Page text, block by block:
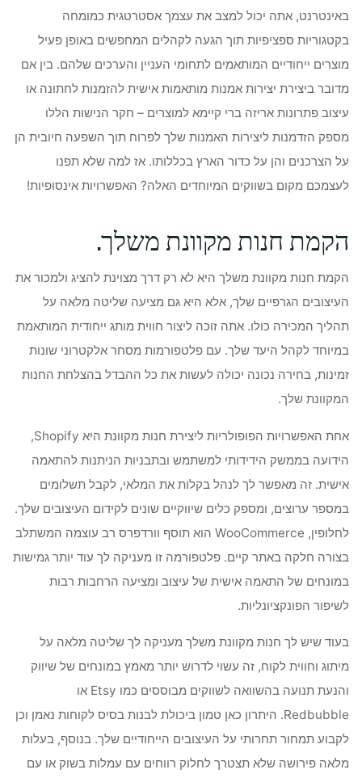
באינטרנט, אתה יכול למצב את עצמך אסטרטגית כמומחה
בקטגוריות ספציפיות תוך הגעה לקהלים המחפשים באופן פעיל
מוצרים ייחודיים המותאמים לתחומי העניין והערכים שלהם. בין אם
מדובר ביצירת יצירות אמנות מותאמות אישית להזמנות לחתונה או
עיצוב פתרונות אריזה ברי קיימא למוצרים – חקר הנישות הללו
מספק הזדמנות ליצירות האמנות שלך לפרוח תוך השפעה חיובית הן
על הצרכנים והן על כדור הארץ בכללותו. אז למה שלא תפנו
לעצמכם מקום בשווקים המיוחדים האלה? האפשרויות אינסופיות!
הקמת חנות מקוונת משלך.
הקמת חנות מקוונת משלך היא לא רק דרך מצוינת להציג ולמכור את
העיצובים הגרפיים שלך, אלא היא גם מציעה שליטה מלאה על
תהליך המכירה כולו. אתה זוכה ליצור חווית מותג ייחודית המותאמת
במיוחד לקהל היעד שלך. עם פלטפורמות מסחר אלקטרוני שונות
זמינות, בחירה נכונה יכולה לעשות את כל ההבדל בהצלחת החנות
המקוונת שלך.
אחת האפשרויות הפופולריות ליצירת חנות מקוונת היא Shopify,
הידועה בממשק הידידותי למשתמש ובתבניות הניתנות להתאמה
אישית. זה מאפשר לך לנהל בקלות את המלאי, לקבל תשלומים
במספר ערוצים, ומספק כלים שיווקיים שונים לקידום העיצובים שלך.
לחלופין, WooCommerce הוא תוסף וורדפרס רב עוצמה המשתלב
בצורה חלקה באתר קיים. פלטפורמה זו מעניקה לך עוד יותר גמישות
במונחים של התאמה אישית של עיצוב ומציעה הרחבות רבות
לשיפור הפונקציונליות.
בעוד שיש לך חנות מקוונת משלך מעניקה לך שליטה מלאה על
מיתוג וחווית לקוח, זה עשוי לדרוש יותר מאמץ במונחים של שיווק
והנעת תנועה בהשוואה לשווקים מבוססים כמו Etsy או
Redbubble. היתרון כאן טמון ביכולת לבנות בסיס לקוחות נאמן וכן
לקבוע תמחור תחרותי על העיצובים הייחודיים שלך. בנוסף, בעלות
מלאה פירושה שלא תצטרך לחלוק רווחים עם עמלות בשוק או עם